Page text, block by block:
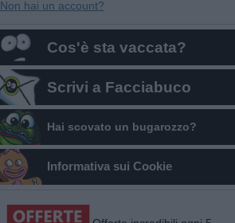
Non hai un account?
Cos'è sta vaccata?
Scrivi a Facciabuco
Hai scovato un bugarozzo?
Informativa sui Cookie